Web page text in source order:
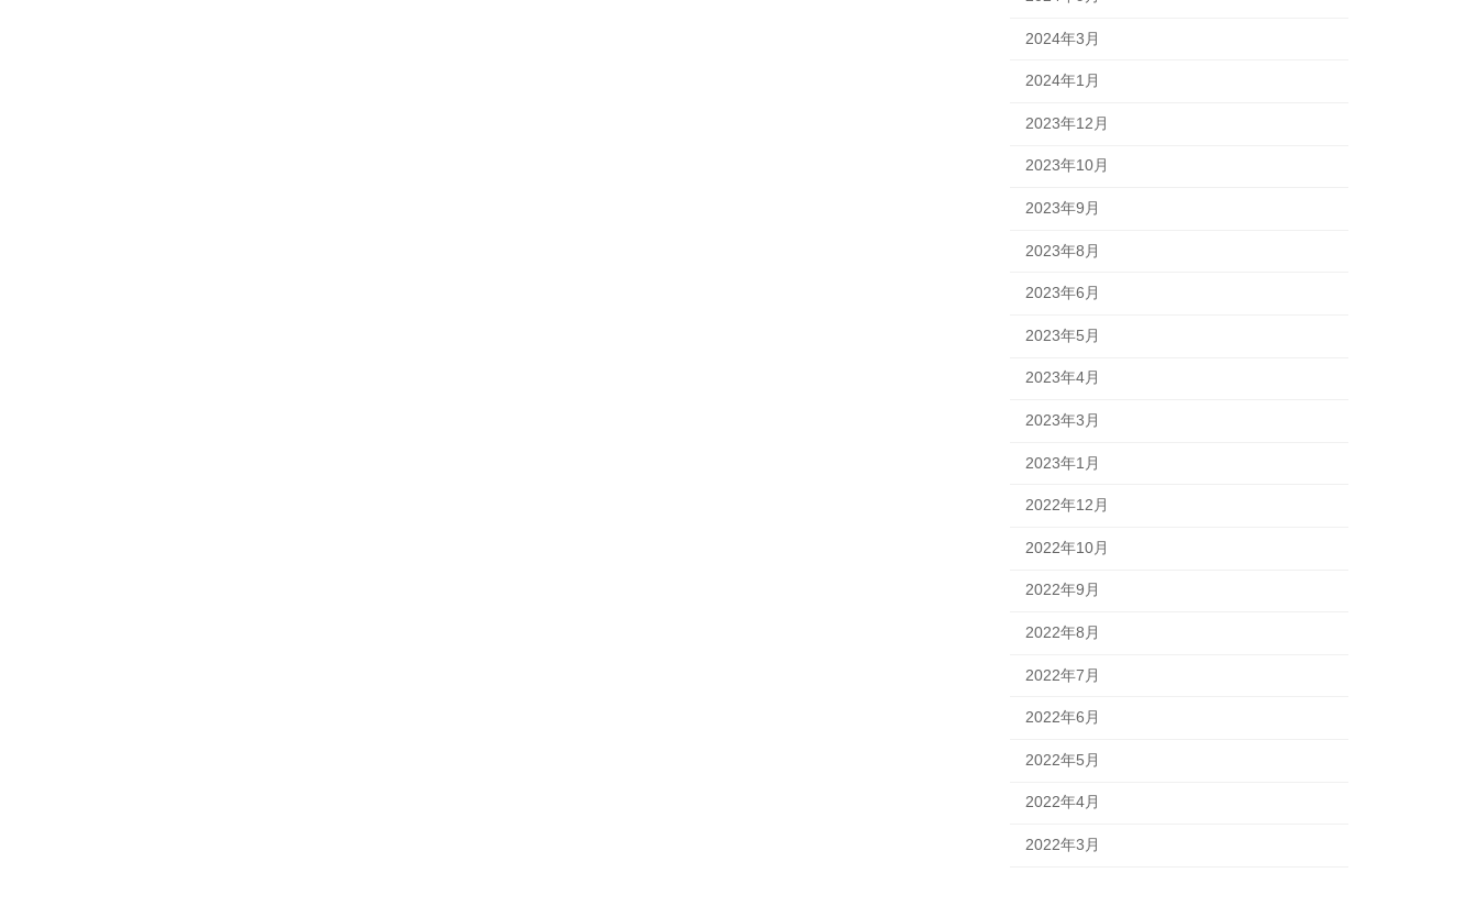
2024年3月
2024年1月
2023年12月
2023年10月
2023年9月
2023年8月
2023年6月
2023年5月
2023年4月
2023年3月
2023年1月
2022年12月
2022年10月
2022年9月
2022年8月
2022年7月
2022年6月
2022年5月
2022年4月
2022年3月